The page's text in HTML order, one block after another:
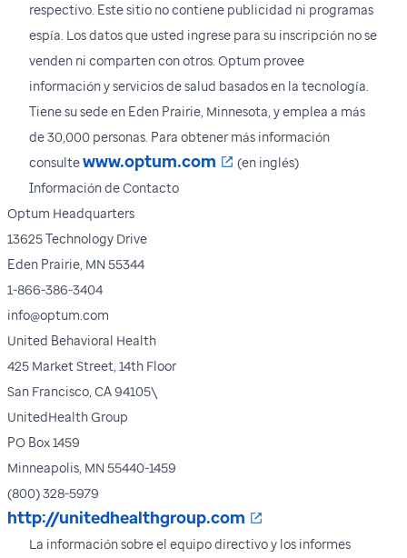
respectivo. Este sitio no contiene publicidad ni programas
espía. Los datos que usted ingrese para su inscripción no se
venden ni comparten con otros. Optum provee
información y servicios de salud basados en la tecnología.
Tiene su sede en Eden Prairie, Minnesota, y emplea a más
de 30,000 personas. Para obtener más información
consultewww.optum.com Se abre en una nueva
(en inglés)
Información de Contacto
Optum Headquarters
13625 Technology Drive
Eden Prairie, MN 55344
1-866-386-3404
info@optum.com
United Behavioral Health
425 Market Street, 14th Floor
San Francisco, CA 94105\
UnitedHealth Group
PO Box 1459
Minneapolis, MN 55440-1459
(800) 328-5979
http://unitedhealthgroup.com
La información sobre el equipo directivo y los informes